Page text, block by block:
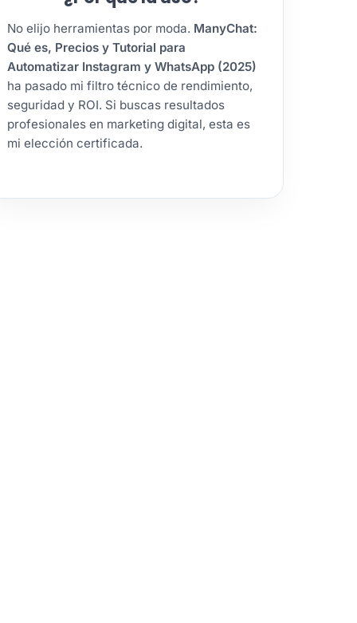
No elijo herramientas por moda. ManyChat:
Qué es, Precios y Tutorial para
Automatizar Instagram y WhatsApp (2025)
ha pasado mi filtro técnico de rendimiento,
seguridad y ROI. Si buscas resultados
profesionales en marketing digital, esta es
mi elección certificada.